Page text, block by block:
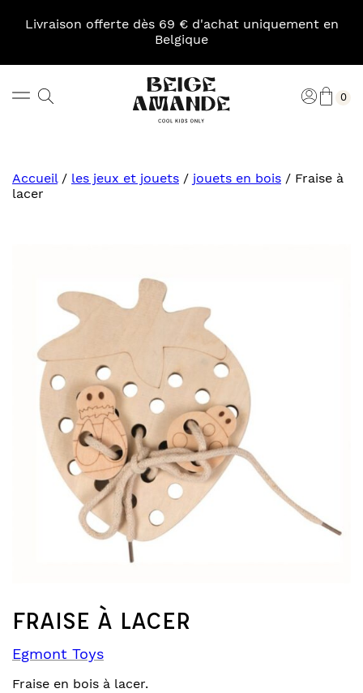
Livraison offerte dès 69 € d'achat uniquement en
Belgique
Rechercher 0
Accueil/ les jeux et jouets / jouets en bois / Fraise à
lacer
FRAISE À LACER
Egmont Toys
Fraise en bois à lacer.